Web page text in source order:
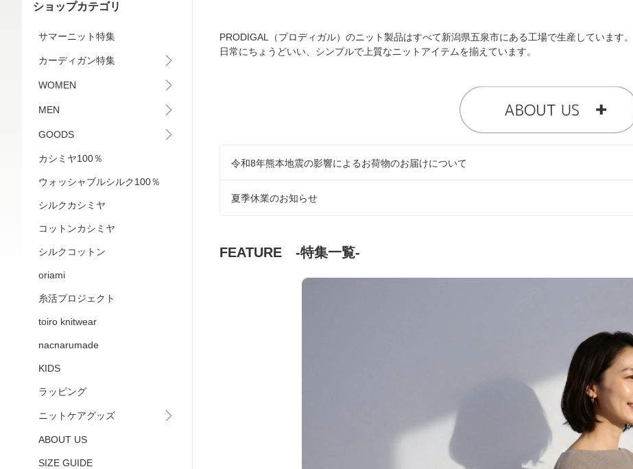
ショップカテゴリ
サマーニット特集
カーディガン特集
WOMEN
MEN
GOODS
カシミヤ100％
ウォッシャブルシルク100％
シルクカシミヤ
コットンカシミヤ
シルクコットン
oriami
糸活プロジェクト
toiro knitwear
nacnarumade
KIDS
ラッピング
ニットケアグッズ
ABOUT US
SIZE GUIDE
PRODIGAL（プロディガル）のニット製品はすべて新潟県五泉市にある工場で生産しています。
日常にちょうどいい、シンプルで上質なニットアイテムを揃えています。
令和8年熊本地震の影響によるお荷物のお届けについて
夏季休業のお知らせ
FEATURE -特集一覧-